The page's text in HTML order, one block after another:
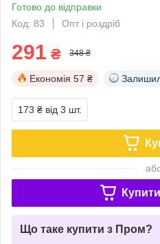
Готово до відправки
Код: 83
Опт і роздріб
291 ₴ 348 ₴
Економія 57 ₴
173 ₴ від 3 шт.
Що таке купити з Пром?